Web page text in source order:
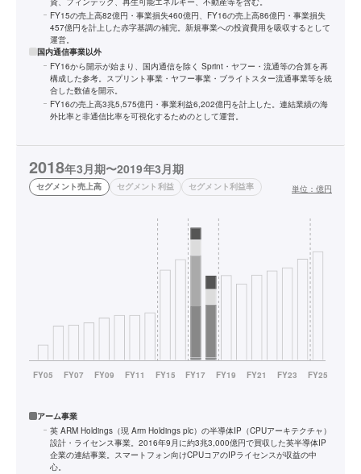
FY15の売上高82億円・事業損失460億円、FY16の売上高86億円・事業損失
457億円を計上した赤字基調の補完。新規事業への投資費用を吸収するとして
運営。
国内通信事業以外
FY16から開示が始まり、国内通信を除く Sprint・ヤフー・流通等の合算を再
構成した参考。スプリント事業・ヤフー事業・ブライトスター流通事業等を統
合した数値を開示。
FY16の売上高3兆5,575億円・事業利益6,202億円を計上した。連結業績の海
外比率と非通信比率を可視化するためのとして運営。
2018年3月期〜2019年3月期
セグメント売上高 セグメント利益 セグメント利益率 単位： 億円
アーム事業
英 ARM Holdings（現 Arm Holdings plc）の半導体IP（CPUアーキテクチャ）
設計・ライセンス事業。2016年9月に約3兆3,000億円で買収した英半導体IP
企業の連結事業。スマートフォン向けCPUコアのIPライセンスが収益の中
心。